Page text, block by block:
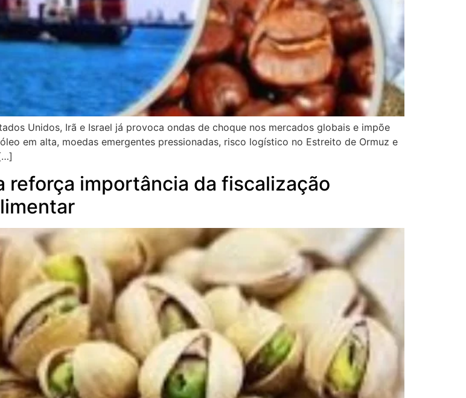
Unidos, Irã e Israel já provoca ondas de choque nos mercados globais e impõe
em alta, moedas emergentes pressionadas, risco logístico no Estreito de Ormuz e
reforça importância da fiscalização